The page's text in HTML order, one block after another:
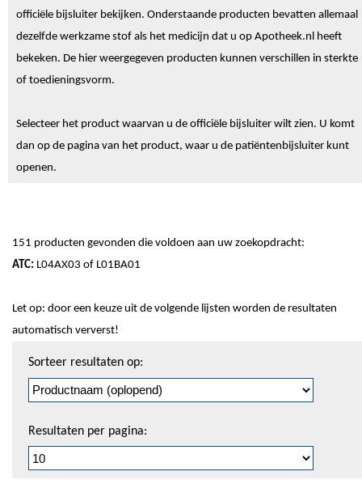
officiële bijsluiter bekijken. Onderstaande producten bevatten allemaal
dezelfde werkzame stof als het medicijn dat u op Apotheek.nl heeft
bekeken. De hier weergegeven producten kunnen verschillen in sterkte
of toedieningsvorm.
Selecteer het product waarvan u de officiële bijsluiter wilt zien. U komt
dan op de pagina van het product, waar u de patiëntenbijsluiter kunt
openen.
151 producten gevonden die voldoen aan uw zoekopdracht:
ATC: L04AX03 of L01BA01
Let op: door een keuze uit de volgende lijsten worden de resultaten
automatisch ververst!
pagineren
Sorteer resultaten op:
Resultaten per pagina: